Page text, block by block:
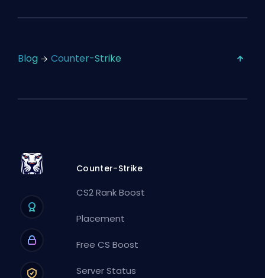
Blog Counter-Strike
Counter-Strike
CS2 Rank Boost
Placement
Free CS Boost
Server Status